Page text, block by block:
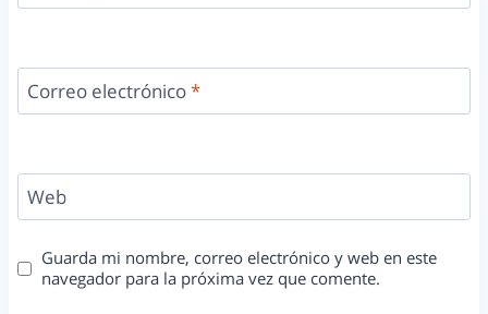
Correo electrónico*
Web
Guarda mi nombre, correo electrónico y web en este
navegador para la próxima vez que comente.